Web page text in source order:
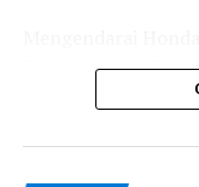
Dream Racing
ke-12. Namun,
banyak posisi dan